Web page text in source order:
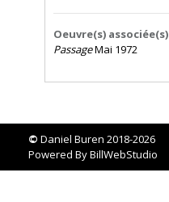
Oeuvre(s) associée(s)
PassageMai 1972
© Daniel Buren 2018-2026
Powered ByBillWebStudio